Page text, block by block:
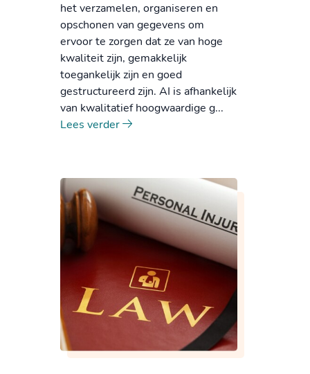
het verzamelen, organiseren en
opschonen van gegevens om
ervoor te zorgen dat ze van hoge
kwaliteit zijn, gemakkelijk
toegankelijk zijn en goed
gestructureerd zijn. AI is afhankelijk
van kwalitatief hoogwaardige g...
Lees verder